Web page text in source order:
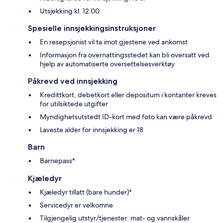
Utsjekking kl. 12.00
Spesielle innsjekkingsinstruksjoner
En resepsjonist vil ta imot gjestene ved ankomst
Informasjon fra overnattingsstedet kan bli oversatt ved
hjelp av automatiserte oversettelsesverktøy
Påkrevd ved innsjekking
Kredittkort, debetkort eller depositum i kontanter kreves
for utilsiktede utgifter
Myndighetsutstedt ID-kort med foto kan være påkrevd
Laveste alder for innsjekking er 18
Barn
Barnepass*
Kjæledyr
Kjæledyr tillatt (bare hunder)*
Servicedyr er velkomne
Tilgjengelig utstyr/tjenester: mat- og vannskåler